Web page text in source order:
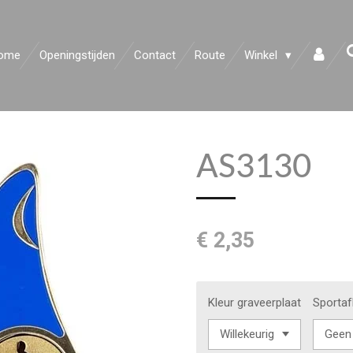
Openingstijden Contact Route Winkel
AS3130
€ 2,35
Kleur graveerplaat